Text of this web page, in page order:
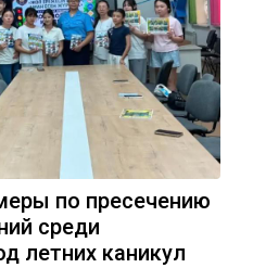
по пресечению
среди
летних каникул